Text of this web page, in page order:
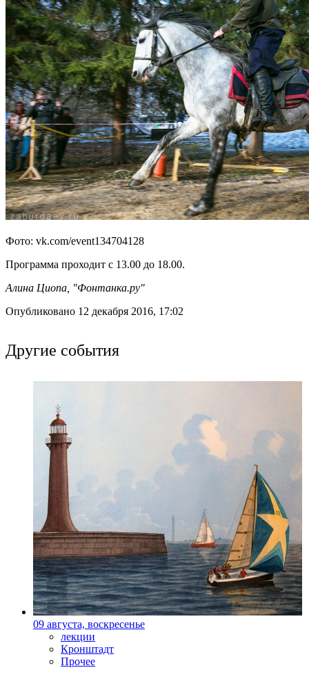
Фото: vk.com/event134704128
Программа проходит с 13.00 до 18.00.
Алина Циопа, "Фонтанка.ру"
Опубликовано 12 декабря 2016, 17:02
Другие события
09 августа, воскресенье
лекции
Кронштадт
Прочее